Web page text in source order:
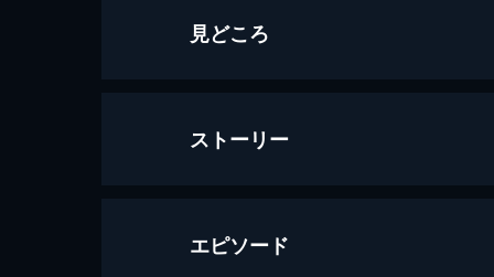
見どころ
ストーリー
エピソード